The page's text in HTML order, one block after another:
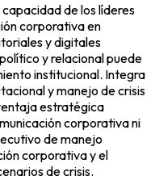
de los líderes
corporativa en
y digitales
y relacional puede
institucional. Integra
y manejo de crisis
estratégica
corporativa ni
de manejo
corporativa y el
de crisis.